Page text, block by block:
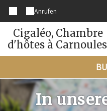
Anrufen
Cigaléo, Chambre
d'hôtes à Carnoules
In